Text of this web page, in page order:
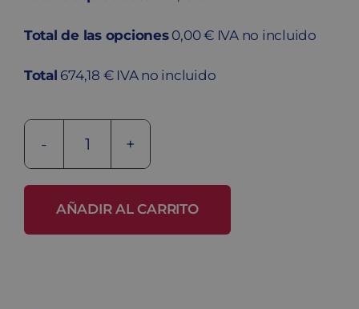
Total de las opciones 0,00 € IVA no incluido
Total 674,18 € IVA no incluido
Taquilla
MHL-
AÑADIR AL CARRITO